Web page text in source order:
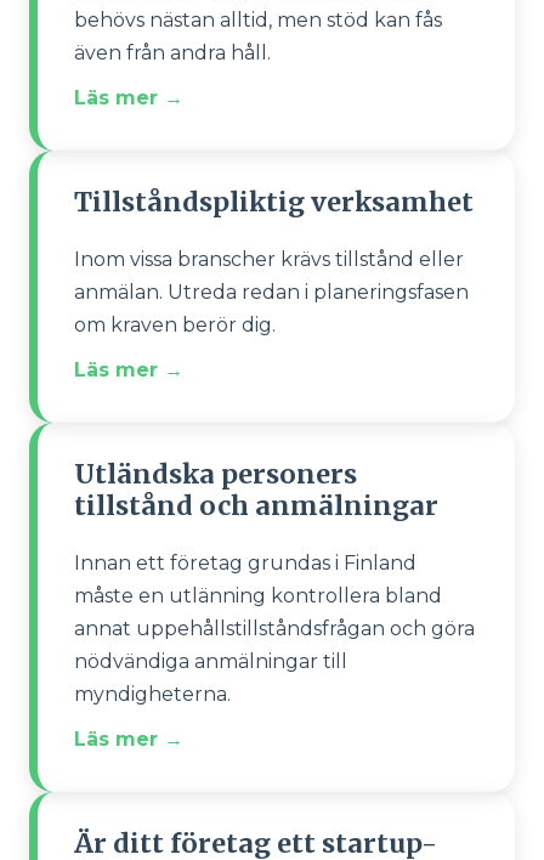
behövs nästan alltid, men stöd kan fås
även från andra håll.
Läs mer →
Tillståndspliktig verksamhet
Inom vissa branscher krävs tillstånd eller
anmälan. Utreda redan i planeringsfasen
om kraven berör dig.
Läs mer →
Utländska personers
tillstånd och anmälningar
Innan ett företag grundas i Finland
måste en utlänning kontrollera bland
annat uppehållstillståndsfrågan och göra
nödvändiga anmälningar till
myndigheterna.
Läs mer →
Är ditt företag ett startup-